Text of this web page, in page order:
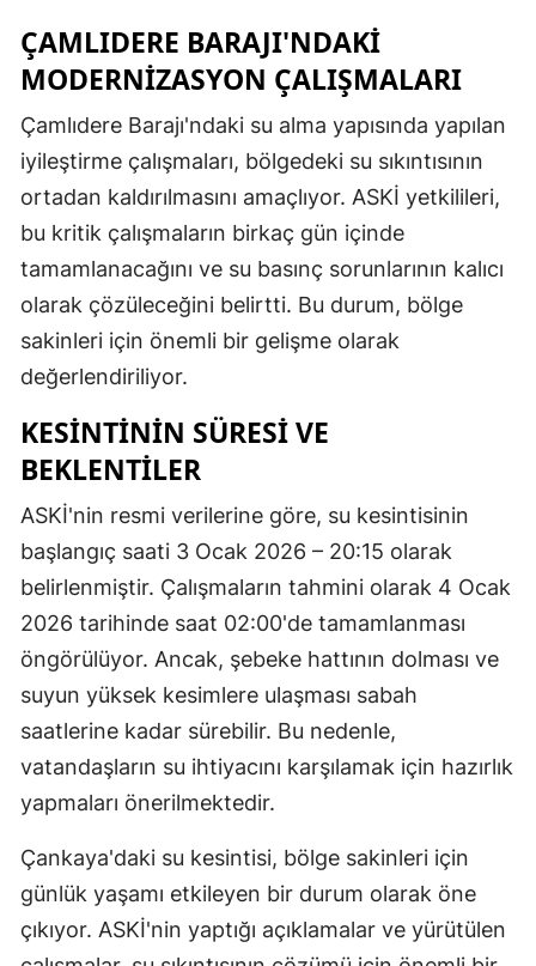
ÇAMLIDERE BARAJI'NDAKI
MODERNIZASYON ÇALIŞMALARI
Çamlıdere Barajı'ndaki su alma yapısında yapılan
iyileştirme çalışmaları, bölgedeki su sıkıntısının
ortadan kaldırılmasını amaçlıyor. ASKİ yetkilileri,
bu kritik çalışmaların birkaç gün içinde
tamamlanacağını ve su basınç sorunlarının kalıcı
olarak çözüleceğini belirtti. Bu durum, bölge
sakinleri için önemli bir gelişme olarak
değerlendiriliyor.
KESINTININ SÜRESI VE
BEKLENTILER
ASKİ'nin resmi verilerine göre, su kesintisinin
başlangıç saati 3 Ocak 2026 – 20:15 olarak
belirlenmiştir. Çalışmaların tahmini olarak 4 Ocak
2026 tarihinde saat 02:00'de tamamlanması
öngörülüyor. Ancak, şebeke hattının dolması ve
suyun yüksek kesimlere ulaşması sabah
saatlerine kadar sürebilir. Bu nedenle,
vatandaşların su ihtiyacını karşılamak için hazırlık
yapmaları önerilmektedir.
Çankaya'daki su kesintisi, bölge sakinleri için
günlük yaşamı etkileyen bir durum olarak öne
çıkıyor. ASKİ'nin yaptığı açıklamalar ve yürütülen